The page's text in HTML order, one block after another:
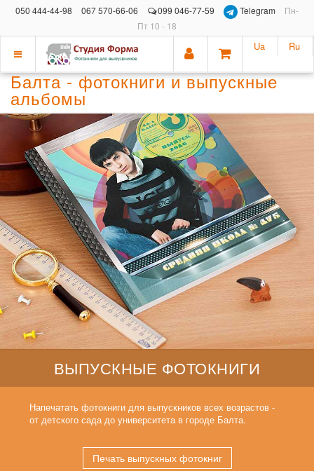
050 444-44-98 067 570-66-06 099 046-77-59 Telegram
Пн-
Пт 10 - 18
Показать
меню
Ua Ru
Балта - фотокниги и выпускные
альбомы
ВЫПУСКНЫЕ ФОТОКНИГИ
Напечатать фотокниги для выпускников всех возрастов -
от детского сада до университета в городе Балта.
Печать выпускных фотокниг